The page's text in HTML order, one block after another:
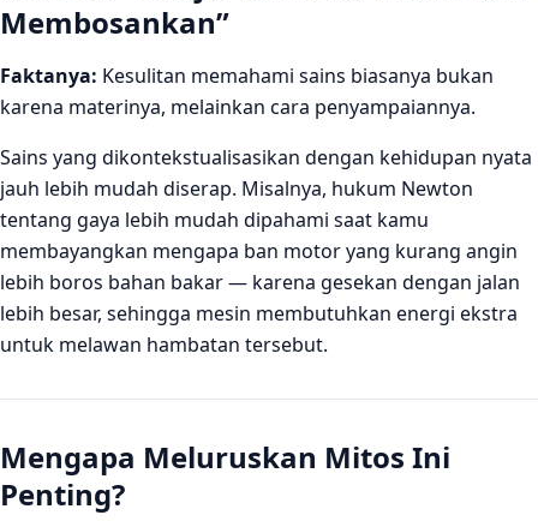
Membosankan”
Faktanya: Kesulitan memahami sains biasanya bukan
karena materinya, melainkan cara penyampaiannya.
Sains yang dikontekstualisasikan dengan kehidupan nyata
jauh lebih mudah diserap. Misalnya, hukum Newton
tentang gaya lebih mudah dipahami saat kamu
membayangkan mengapa ban motor yang kurang angin
lebih boros bahan bakar — karena gesekan dengan jalan
lebih besar, sehingga mesin membutuhkan energi ekstra
untuk melawan hambatan tersebut.
Mengapa Meluruskan Mitos Ini
Penting?